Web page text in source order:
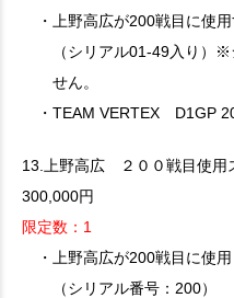
・上野高広が200戦目に使
（シリアル01-49入り）
せん。
・TEAM VERTEX D1GP
13.上野高広 ２００戦目使用
300,000円
限定数：1
・上野高広が200戦目に使
（シリアル番号：200）